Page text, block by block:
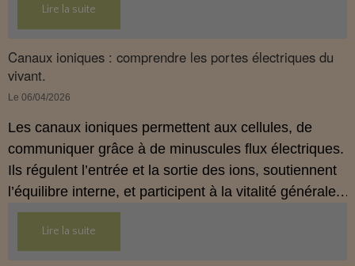
Lire la suite
Canaux ioniques : comprendre les portes électriques du
vivant.
Le 06/04/2026
Les canaux ioniques permettent aux cellules, de
communiquer grâce à de minuscules flux électriques.
Ils régulent l’entrée et la sortie des ions, soutiennent
l’équilibre interne, et participent à la vitalité générale.
Comprendre leur rôle, aide à mieux saisir
l’importance d’un terrain cellulaire stable.
Lire la suite